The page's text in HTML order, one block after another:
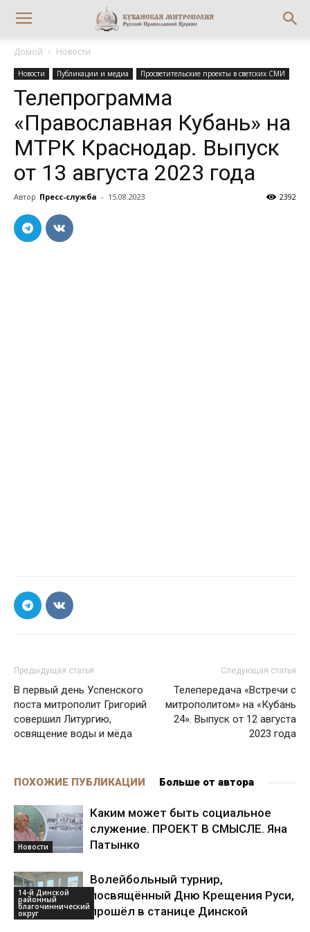
Домой Новости
Новости Публикации и медиа Просветительские проекты в светских СМИ
Телепрограмма
«Православная Кубань» на
МТРК Краснодар. Выпуск
от 13 августа 2023 года
Автор Пресс-служба - 15.08.2023 2392
Предыдущая статья
В первый день Успенского
поста митрополит Григорий
совершил Литургию,
освящение воды и мёда
Следующая статья
Телепередача «Встречи с
митрополитом» на «Кубань
24». Выпуск от 12 августа
2023 года
ПОХОЖИЕ ПУБЛИКАЦИИ Больше от автора
Новости
Каким может быть социальное
служение. ПРОЕКТ В СМЫСЛЕ. Яна
Патынко
14-й Динской
районный
благочиннический
округ
Волейбольный турнир,
посвящённый Дню Крещения Руси,
прошёл в станице Динской